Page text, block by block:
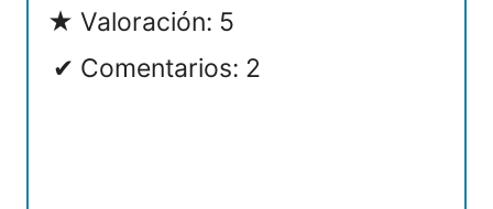
Valoración: 5
Comentarios: 2